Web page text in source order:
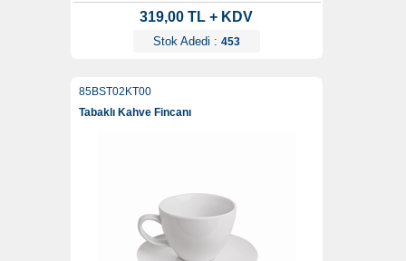
319,00 TL + KDV
Stok Adedi : 453
85BST02KT00
Tabaklı Kahve Fincanı